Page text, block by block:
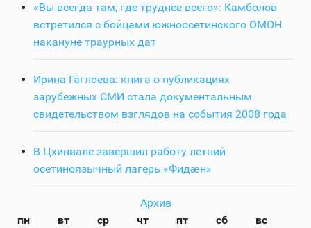
«Вы всегда там, где труднее всего»: Камболов
встретился с бойцами южноосетинского ОМОН
накануне траурных дат
Ирина Гаглоева: книга о публикациях
зарубежных СМИ стала документальным
свидетельством взглядов на события 2008 года
В Цхинвале завершил работу летний
осетиноязычный лагерь «Фидӕн»
Архив
пн
вт ср чт пт сб
вс